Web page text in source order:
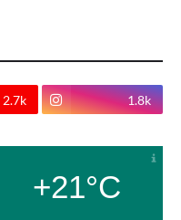
2.7k 1.8k
+21°C